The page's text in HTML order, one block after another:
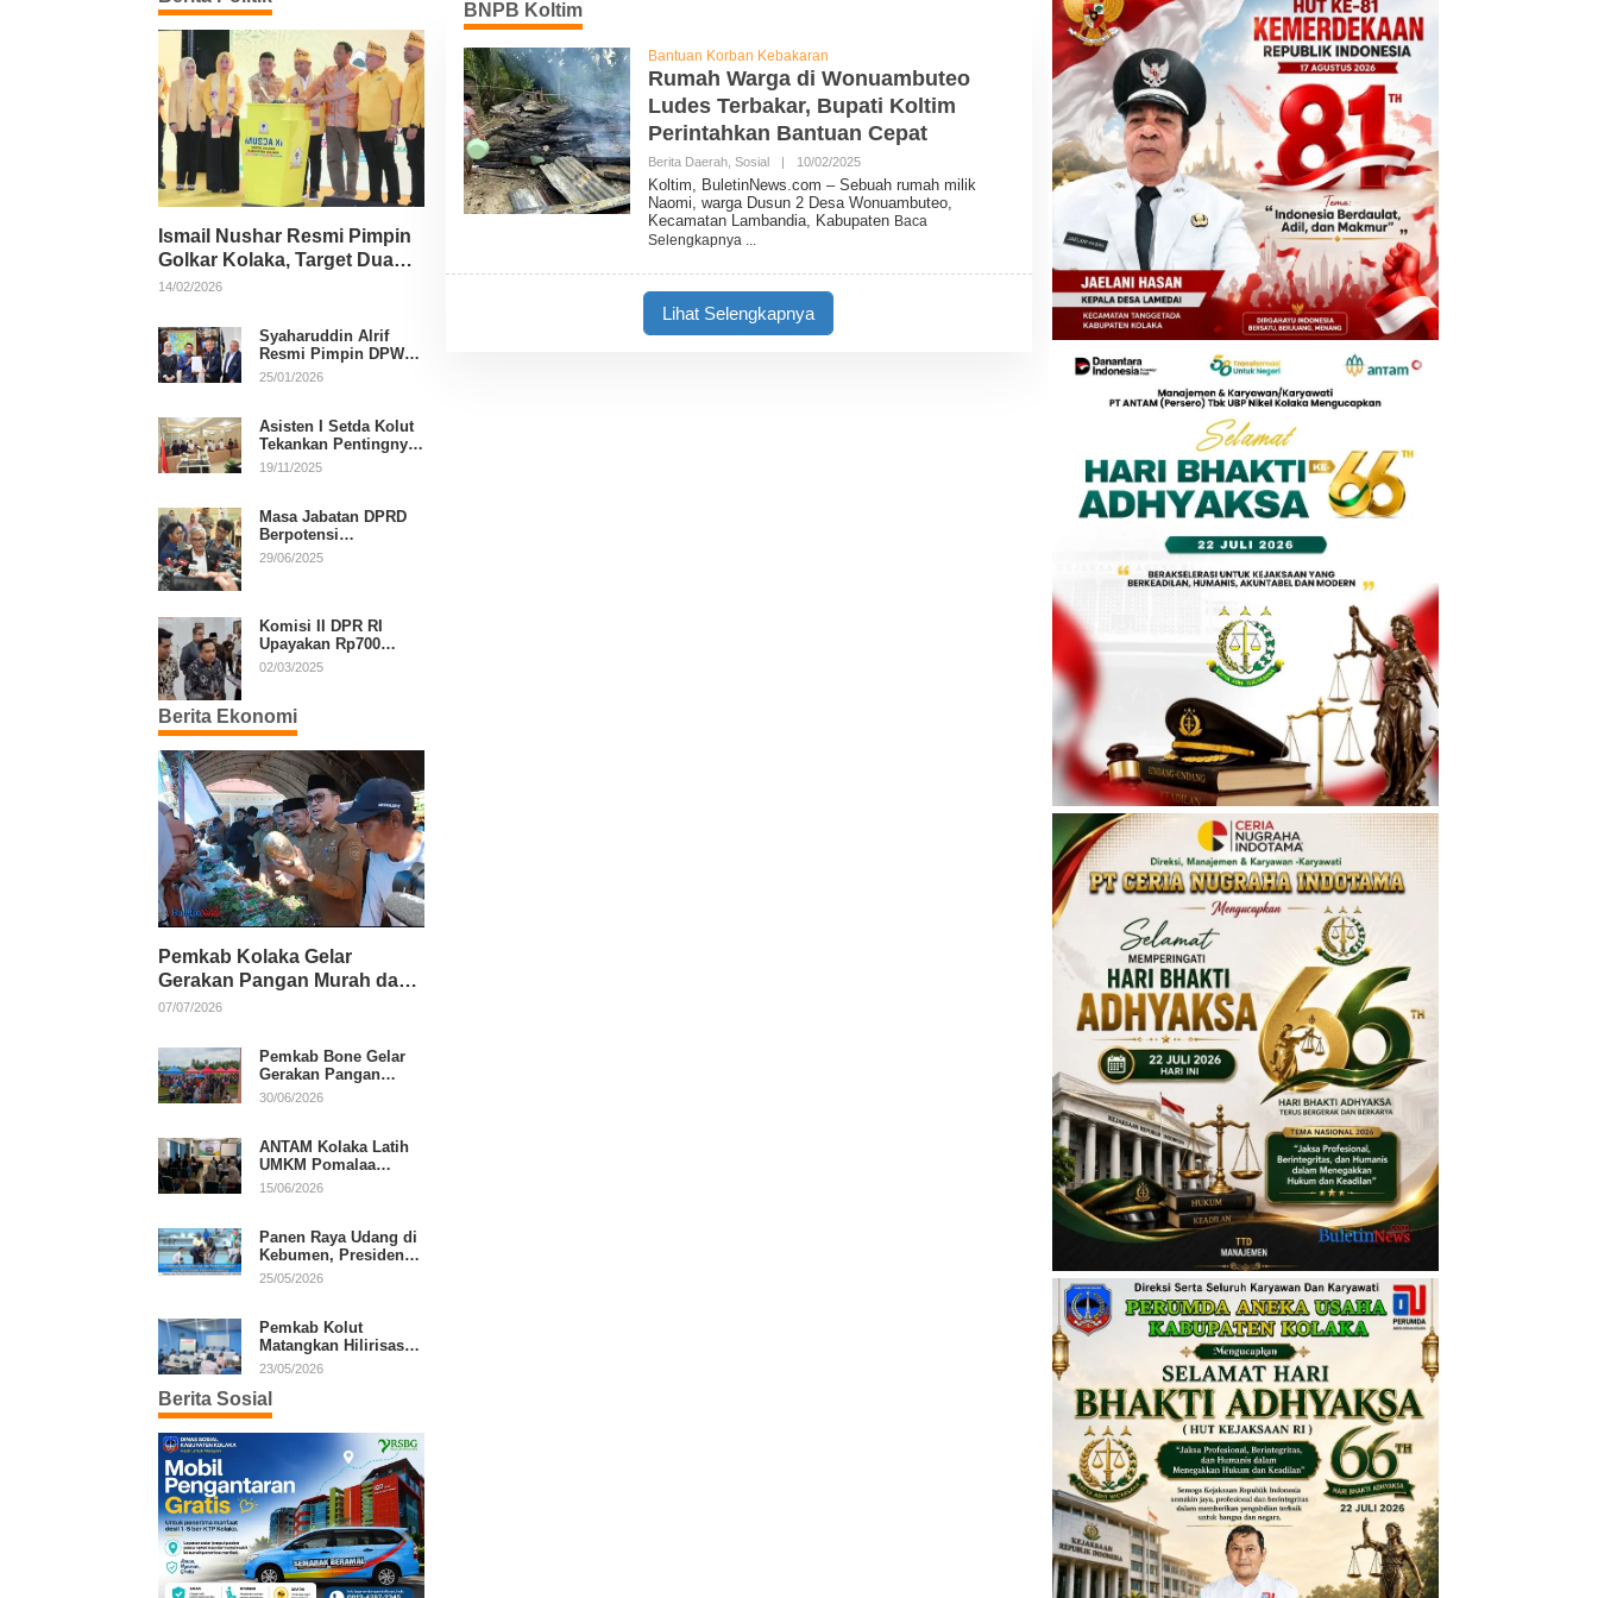
Ismail Nushar Resmi Pimpin
Golkar Kolaka, Target Dua
Kursi per Dapil
14/02/2026
Syaharuddin Alrif
Resmi Pimpin DPW
NasDem Sulsel
25/01/2026
Asisten I Setda Kolut
Tekankan Pentingnya
Pendidikan Politik
19/11/2025
Masa Jabatan DPRD
Berpotensi
Diperpanjang, Aria
29/06/2025
Komisi II DPR RI
Upayakan Rp700
Miliar dari APBN
Putusan MK
02/03/2025
Berita Ekonomi
Pemkab Kolaka Gelar
Gerakan Pangan Murah dan
Salurkan Pupuk Organik
07/07/2026
Pemkab Bone Gelar
Gerakan Pangan
Murah, Warga Serbu
30/06/2026
ANTAM Kolaka Latih
UMKM Pomalaa
Kembangkan Produk
15/06/2026
Panen Raya Udang di
Kebumen, Presiden
Prabowo Tekankan
25/05/2026
Pemkab Kolut
Matangkan Hilirisasi
Kakao dan Kelapa,
Daerah
23/05/2026
Berita Sosial
BNPB Koltim
Bantuan Korban Kebakaran
Rumah Warga di Wonuambuteo
Ludes Terbakar, Bupati Koltim
Perintahkan Bantuan Cepat
Berita Daerah, Sosial | 10/02/2025O
L
E
H
B
E
Koltim, BuletinNews.com – Sebuah rumah milik
Naomi, warga Dusun 2 Desa Wonuambuteo,
Kecamatan Lambandia, Kabupaten Baca
Selengkapnya
Lihat Selengkapnya